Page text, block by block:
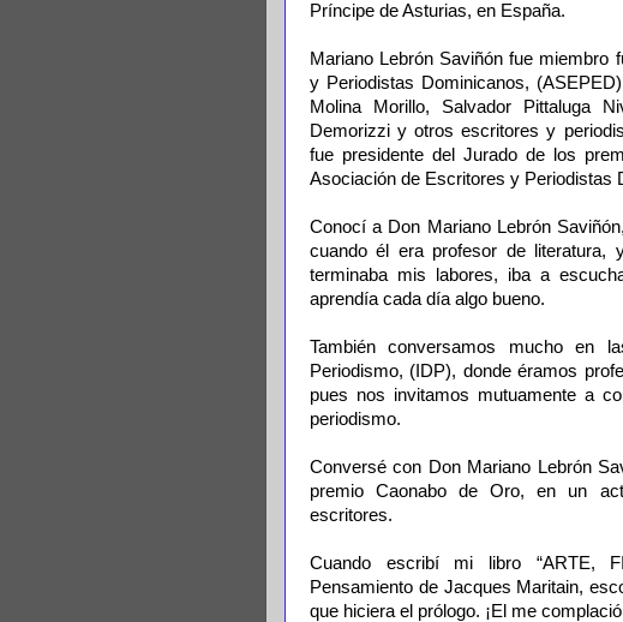
Príncipe de Asturias, en España.
Mariano Lebrón Saviñón fue miembro
y Periodistas Dominicanos,
Molina Morillo, Salvador Pittaluga
Demorizzi y otros escritores y
fue presidente del Jurado de los
Asociación de Escritores y Periodistas
Conocí a Don Mariano Lebrón
cuando él era profesor de literatura,
terminaba mis labores, iba a
aprendía cada día algo bueno.
También conversamos mucho en
Periodismo, (IDP), donde éramos
pues nos invitamos mutuamente a
periodismo.
Conversé con Don Mariano Lebrón
premio Caonabo de Oro, en un
escritores.
Cuando escribí mi libro “ARTE,
Pensamiento de Jacques Maritain,
que hiciera el prólogo. ¡El me